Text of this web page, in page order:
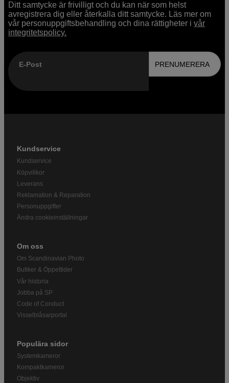
Ditt samtycke är frivilligt och du kan när som helst
avregistrera dig eller återkalla ditt samtycke. Läs mer om
vår personuppgiftsbehandling och dina rättigheter ivår
integritetspolicy.
E-Post PRENUMERERA
Kundservice
Kundservice
Köpvillkor
Leverans
Reklamation & Reparation
Personuppgifter
Ändra cookieinställningar
Om oss
Om Scandinavian Photo
Butiker & Öppettider
Vår historia
Jobba på SP
Code of Conduct
Visselblåsarportal
Populära sidor
Systemkameror
Kompaktkameror
Objektiv